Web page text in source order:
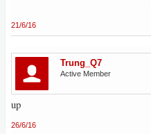
21/6/16
Trung_Q7
Active Member
up
26/6/16